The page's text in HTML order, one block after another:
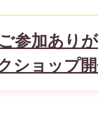
参加あり
ショップ